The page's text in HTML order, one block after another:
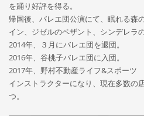
を踊り好評を得る。
帰国後、バレエ団公演にて、眠れる森
イン、ジゼルのペザント、シンデレラ
2014年、３月にバレエ団を退団。
2016年、谷桃子バレエ団に入団。
2017年、野村不動産ライフ&スポー
インストラクターになり、現在多数の
つ。